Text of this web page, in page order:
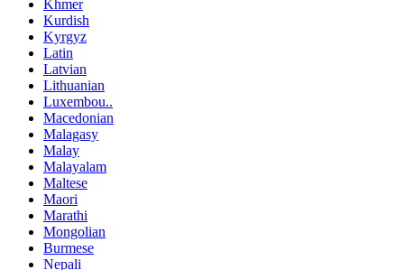
Khmer
Kurdish
Kyrgyz
Latin
Latvian
Lithuanian
Luxembou..
Macedonian
Malagasy
Malay
Malayalam
Maltese
Maori
Marathi
Mongolian
Burmese
Nepali